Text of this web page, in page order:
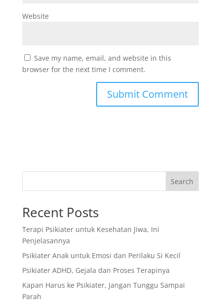
Website
Save my name, email, and website in this
browser for the next time I comment.
Search
Recent Posts
Terapi Psikiater untuk Kesehatan Jiwa, Ini
Penjelasannya
Psikiater Anak untuk Emosi dan Perilaku Si Kecil
Psikiater ADHD, Gejala dan Proses Terapinya
Kapan Harus ke Psikiater, Jangan Tunggu Sampai
Parah